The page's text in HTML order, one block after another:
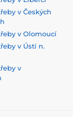
v Českých
v Olomoucí
v Ústí n.
v